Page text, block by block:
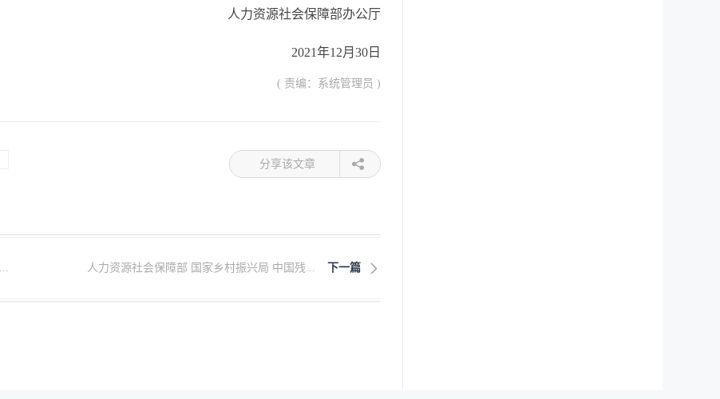
人力资源社会保障部办公厅
2021年12月30日
( 责编：系统管理员 )
分享该文章
下一篇
人力资源社会保障部 国家乡村振兴局 中国残...